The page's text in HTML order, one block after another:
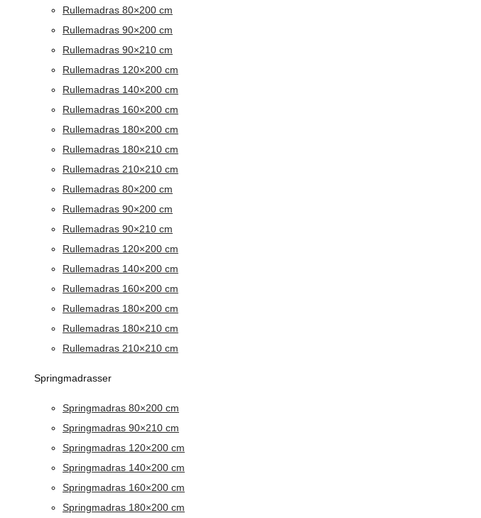
Rullemadras 80×200 cm
Rullemadras 90×200 cm
Rullemadras 90×210 cm
Rullemadras 120×200 cm
Rullemadras 140×200 cm
Rullemadras 160×200 cm
Rullemadras 180×200 cm
Rullemadras 180×210 cm
Rullemadras 210×210 cm
Rullemadras 80×200 cm
Rullemadras 90×200 cm
Rullemadras 90×210 cm
Rullemadras 120×200 cm
Rullemadras 140×200 cm
Rullemadras 160×200 cm
Rullemadras 180×200 cm
Rullemadras 180×210 cm
Rullemadras 210×210 cm
Springmadrasser
Springmadras 80×200 cm
Springmadras 90×210 cm
Springmadras 120×200 cm
Springmadras 140×200 cm
Springmadras 160×200 cm
Springmadras 180×200 cm